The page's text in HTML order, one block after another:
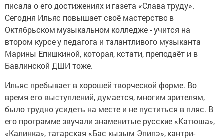
писала о его достижениях и газета «Слава труду».
Сегодня Ильяс повышает своё мастерство в
Октябрьском музыкальном колледже - учится на
втором курсе у педагога и талантливого музыканта
Марины Епишкиной, которая, кстати, преподаёт и в
Бавлинской ДШИ тоже.
Ильяс пребывает в хорошей творческой форме. Во
время его выступлений, думается, многим зрителям,
было трудно усидеть на месте и не пуститься в пляс. В
его программе звучали знаменитые русские «Катюша»,
«Калинка», татарская «Бас кызым Эпипэ», кантри-